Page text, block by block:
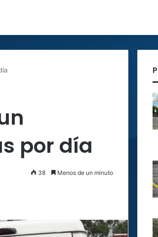
por día
38 Menos de un minuto